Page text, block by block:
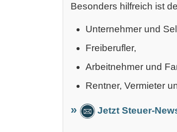
Besonders hilfreich ist
Unternehmer und
Freiberufler,
Arbeitnehmer und
Rentner, Vermieter
Jetzt Steuer-